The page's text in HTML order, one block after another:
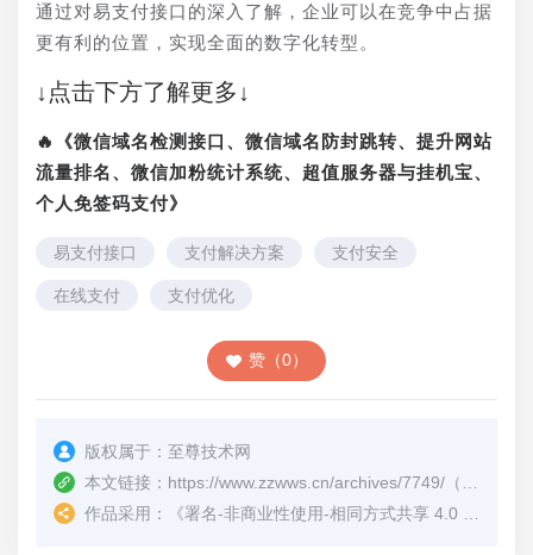
通过对易支付接口的深入了解，企业可以在竞争中占据
更有利的位置，实现全面的数字化转型。
↓点击下方了解更多↓
🔥《微信域名检测接口、微信域名防封跳转、提升网站
流量排名、微信加粉统计系统、超值服务器与挂机宝、
个人免签码支付》
易支付接口 支付解决方案 支付安全
在线支付 支付优化
赞（0）
版权属于： 至尊技术网
本文链接： https://www.zzwws.cn/archives/7749/ （转载时请注明本文出处及文章链接）
作品采用：
《署名-非商业性使用-相同方式共享 4.0 国际 (CC BY-NC-SA 4.0)